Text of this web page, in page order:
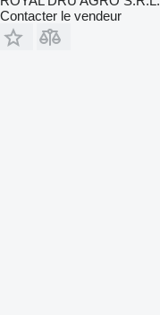
Contacter le vendeur